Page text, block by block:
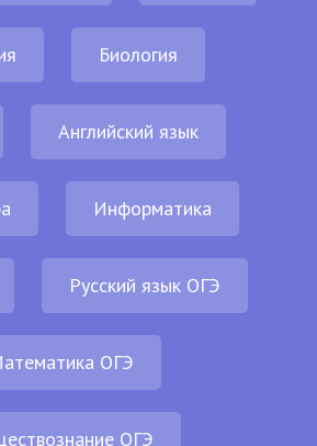
Биология
Английский язык
Информатика
Русский язык ОГЭ
ОГЭ
ОГЭ